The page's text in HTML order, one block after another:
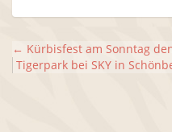
← Kürbisfest am Sonntag
Tigerpark bei SKY in